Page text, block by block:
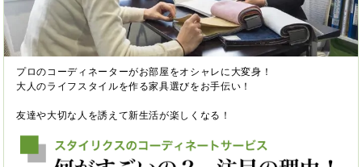
プロのコーディネーターがお部屋をオシャレに大変身！
大人のライフスタイルを作る家具選びをお手伝い！
友達や大切な人を誘えて新生活が楽しくなる！